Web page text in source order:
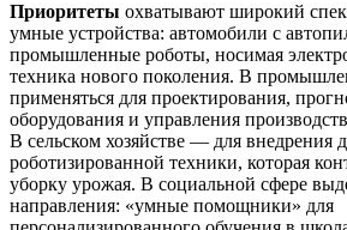
Приоритеты охватывают широкий
умные устройства: автомобили с
промышленные роботы, носимая
техника нового поколения. В
применяться для проектирования,
оборудования и управления
В сельском хозяйстве — для внедрения
роботизированной техники, которая
уборку урожая. В социальной сфере
направления: «умные помощники» для